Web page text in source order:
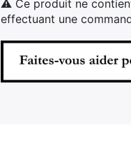
⚠ Ce produit ne
effectuant une